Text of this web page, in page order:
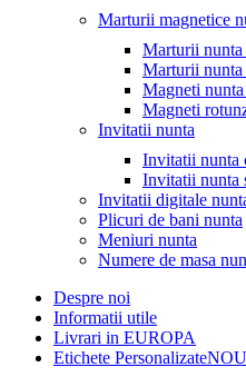
Marturii magnetice
Marturii nunta
Marturii nunta
Magneti
Magneti
Invitatii nunta
Invitatii nunta
Invitatii nunta
Invitatii digitale
Plicuri de bani nunta
Meniuri nunta
Numere de masa
Despre noi
Informatii utile
Livrari in EUROPA
Etichete PersonalizateNOU